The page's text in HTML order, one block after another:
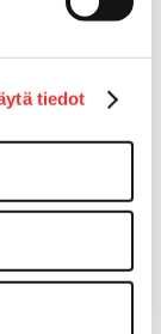
tiedot